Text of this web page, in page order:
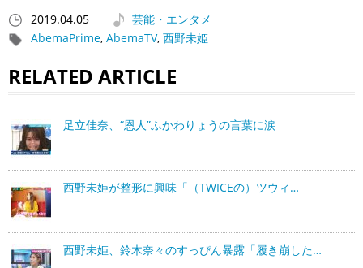
2019.04.05
芸能・エンタメ
AbemaPrime, AbemaTV, 西野未姫
RELATED ARTICLE
足立佳奈、“恩人”ふかわりょうの言葉に涙
西野未姫が整形に興味「（TWICEの）ツウィ…
西野未姫、鈴木奈々のすっぴん暴露「履き崩した…